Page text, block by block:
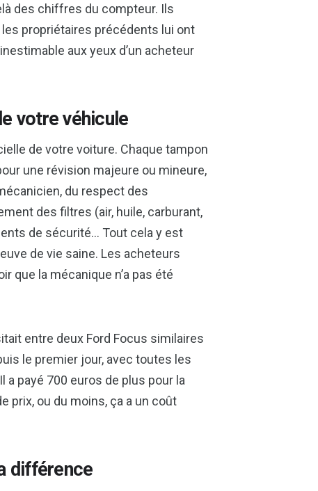
des chiffres du compteur. Ils
propriétaires précédents lui ont
aux yeux d’un acheteur
votre véhicule
de votre voiture. Chaque tampon
une révision majeure ou mineure,
du respect des
des filtres (air, huile, carburant,
de sécurité… Tout cela y est
de vie saine. Les acheteurs
que la mécanique n’a pas été
entre deux Ford Focus similaires
le premier jour, avec toutes les
a payé 700 euros de plus pour la
prix, ou du moins, ça a un coût
différence